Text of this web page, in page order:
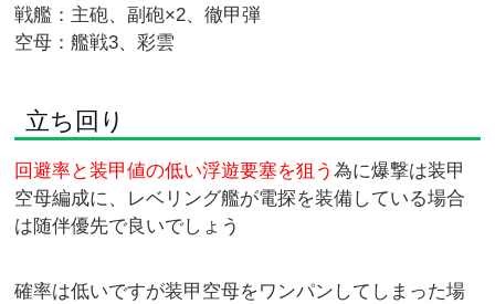
戦艦：主砲、副砲×2、徹甲弾
空母：艦戦3、彩雲
立ち回り
回避率と装甲値の低い浮遊要塞を狙う為に爆撃は装甲
空母編成に、レベリング艦が電探を装備している場合
は随伴優先で良いでしょう
確率は低いですが装甲空母をワンパンしてしまった場